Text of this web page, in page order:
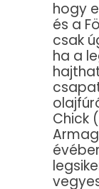
hogy
és a
csak
ha a
Chick